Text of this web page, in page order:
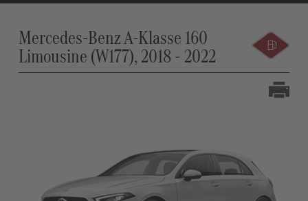
Mercedes-Benz A-Klasse 160
Limousine (W177), 2018 - 2022